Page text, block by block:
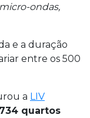
ondas,
e a duração
entre os 500
a LIV
734 quartos